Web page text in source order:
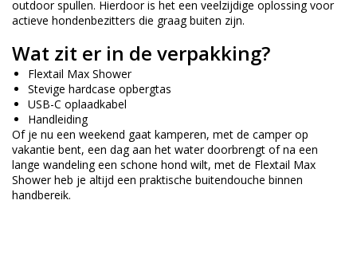
outdoor spullen. Hierdoor is het een veelzijdige oplossing voor
actieve hondenbezitters die graag buiten zijn.
Wat zit er in de verpakking?
Flextail Max Shower
Stevige hardcase opbergtas
USB-C oplaadkabel
Handleiding
Of je nu een weekend gaat kamperen, met de camper op
vakantie bent, een dag aan het water doorbrengt of na een
lange wandeling een schone hond wilt, met de Flextail Max
Shower heb je altijd een praktische buitendouche binnen
handbereik.